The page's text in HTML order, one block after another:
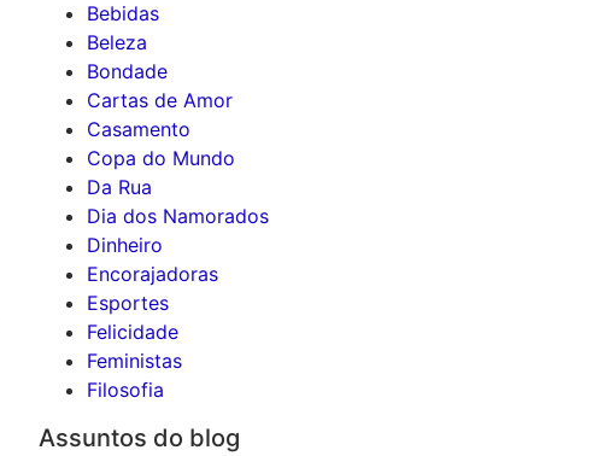
Bebidas
Beleza
Bondade
Cartas de Amor
Casamento
Copa do Mundo
Da Rua
Dia dos Namorados
Dinheiro
Encorajadoras
Esportes
Felicidade
Feministas
Filosofia
Assuntos do blog